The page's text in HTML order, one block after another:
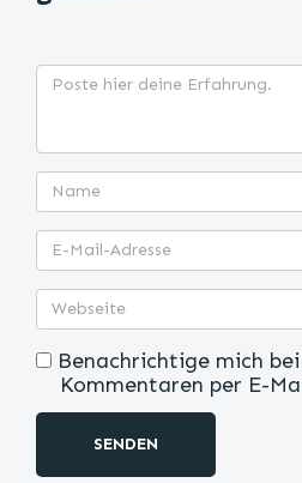
Benachrichtige mich
Kommentaren per E-
SENDEN